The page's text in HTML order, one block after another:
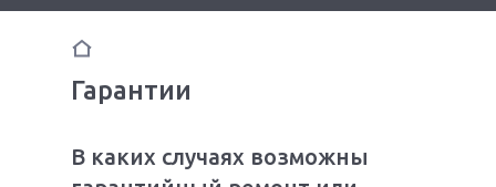
Гарантии
В каких случаях возможны